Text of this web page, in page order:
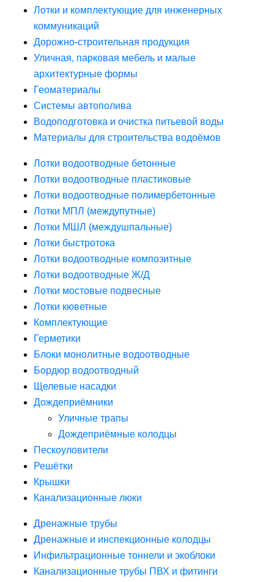
Лотки и комплектующие для инженерных
коммуникаций
Дорожно-строительная продукция
Уличная, парковая мебель и малые
архитектурные формы
Геоматериалы
Системы автополива
Водоподготовка и очистка питьевой воды
Материалы для строительства водоёмов
Лотки водоотводные бетонные
Лотки водоотводные пластиковые
Лотки водоотводные полимербетонные
Лотки МПЛ (междупутные)
Лотки МШЛ (междушпальные)
Лотки быстротока
Лотки водоотводные композитные
Лотки водоотводные Ж/Д
Лотки мостовые подвесные
Лотки кюветные
Комплектующие
Герметики
Блоки монолитные водоотводные
Бордюр водоотводный
Щелевые насадки
Дождеприёмники
Уличные трапы
Дождеприёмные колодцы
Пескоуловители
Решётки
Крышки
Канализационные люки
Дренажные трубы
Дренажные и инспекционные колодцы
Инфильтрационные тоннели и экоблоки
Канализационные трубы ПВХ и фитинги